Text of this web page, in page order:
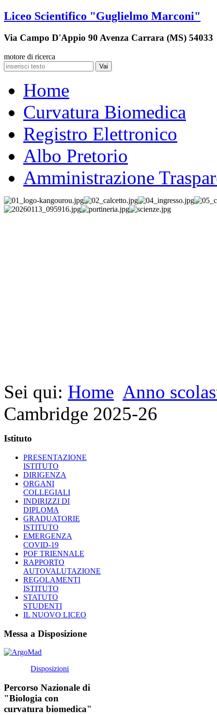
Liceo Scientifico "Guglielmo Marconi"
Via Campo D'Appio 90 Avenza Carrara (MS) 54033
motore di ricerca
Vai
Home
Curvatura Biomedica
Registro Elettronico
Albo Pretorio
Amministrazione
Sei qui: Home Anno
Cambridge 2025-26
Istituto
PRESENTAZIONE
ISTITUTO
DIRIGENZA
ORGANI
COLLEGIALI
INDIRIZZI DI
DIPLOMA
GRADUATORIE
ISTITUTO
EMERGENZA
COVID-19
POF TRIENNALE
RAPPORTO
AUTOVALUTAZIONE
REGOLAMENTI
ISTITUTO
STATUTO
STUDENTI
IL NUOVO LICEO
Messa a Disposizione
Disposizioni
Percorso Nazionale di
"Biologia con
curvatura biomedica"